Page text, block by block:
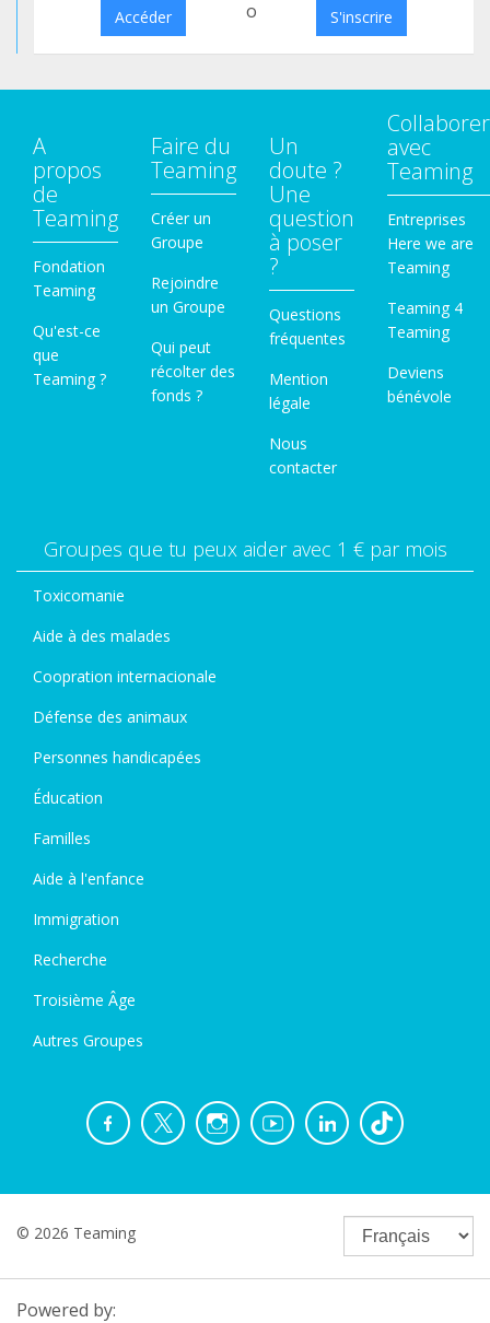
Accéder o S'inscrire
A
propos
de
Teaming
Fondation
Teaming
Qu'est-ce
que
Teaming ?
Faire du
Teaming
Créer un
Groupe
Rejoindre
un Groupe
Qui peut
récolter des
fonds ?
Un
doute ?
Une
question
à poser
?
Questions
fréquentes
Mention
légale
Nous
contacter
Collaborer
avec
Teaming
Entreprises
Here we are
Teaming
Teaming 4
Teaming
Deviens
bénévole
Groupes que tu peux aider avec 1 € par mois
Toxicomanie
Aide à des malades
Coopration internacionale
Défense des animaux
Personnes handicapées
Éducation
Familles
Aide à l'enfance
Immigration
Recherche
Troisième Âge
Autres Groupes
© 2026 Teaming
Powered by: